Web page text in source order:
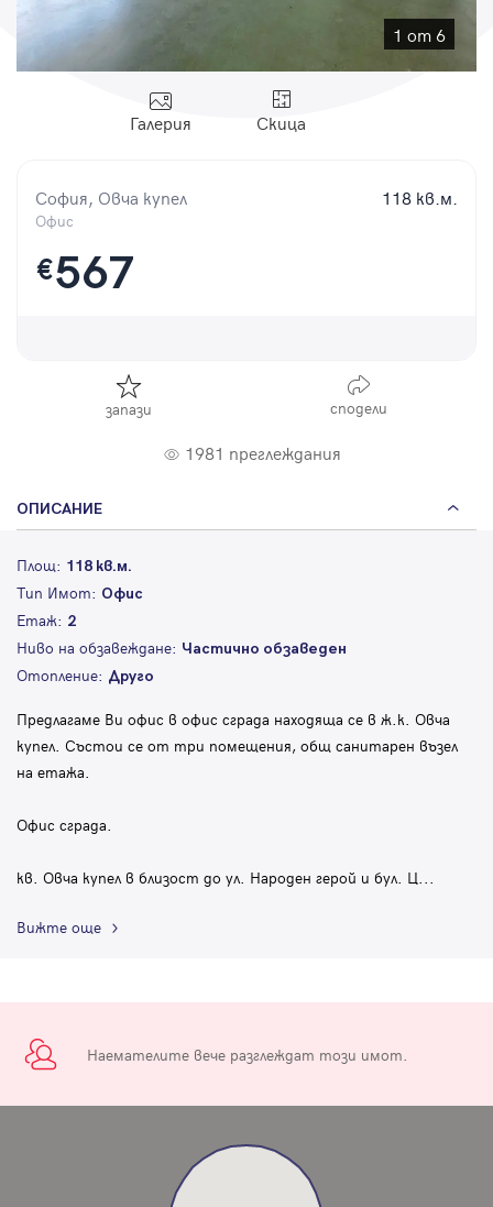
1 от 6
Галерия Скица
София, Овча купел
Офис
118 кв.м.
€567
запази сподели
1981 преглеждания
ОПИСАНИЕ
Площ: 118 кв.м.
Тип Имот: Офис
Етаж: 2
Ниво на обзавеждане: Частично обзаведен
Отопление: Друго
Предлагаме Ви офис в офис сграда находяща се в ж.к. Овча
купел. Състои се от три помещения, общ санитарен възел
на етажа.
Офис сграда.
кв. Овча купел в близост до ул. Народен герой и бул. Ц...
Вижте още
Наемателите вече разглеждат този имот.
Парола